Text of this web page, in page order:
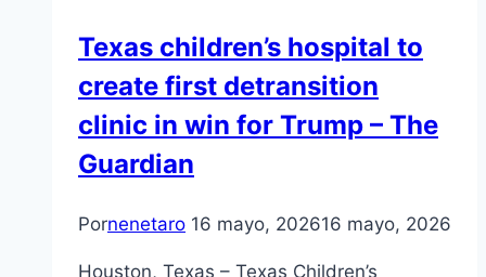
Texas children’s hospital to
create first detransition
clinic in win for Trump – The
Guardian
Pornenetaro 16 mayo, 202616 mayo, 2026
Houston, Texas – Texas Children’s